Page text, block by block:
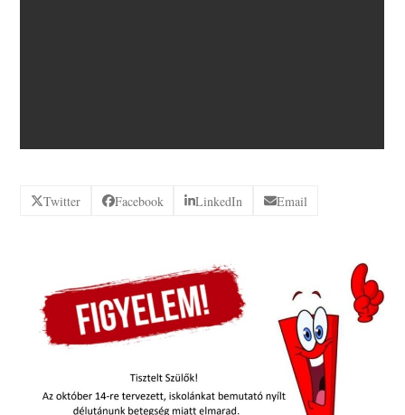
Twitter Facebook LinkedIn Email